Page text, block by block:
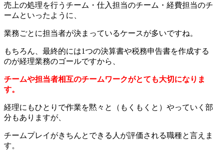
売上の処理を行うチーム・仕入担当のチーム・経費担当のチ
ームといったように、
業務ごとに担当者が決まっているケースが多いですね。
もちろん、最終的には1つの決算書や税務申告書を作成する
のが経理業務のゴールですから、
チームや担当者相互のチームワークがとても大切になりま
す。
経理にもひとりで作業を黙々と（もくもくと）やっていく部
分もありますが、
チームプレイがきちんとできる人が評価される職種と言えま
す。